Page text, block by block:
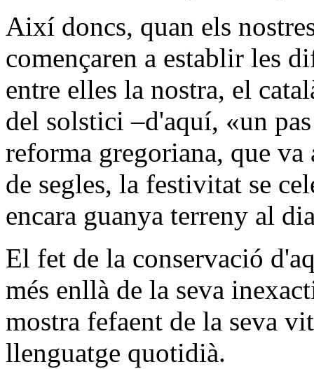
Així doncs, quan els
començaren a establir les
entre elles la nostra, el
del solstici –d'aquí, «un
reforma gregoriana, que
de segles, la festivitat se
encara guanya terreny al
El fet de la conservació
més enllà de la seva
mostra fefaent de la seva
llenguatge quotidià.